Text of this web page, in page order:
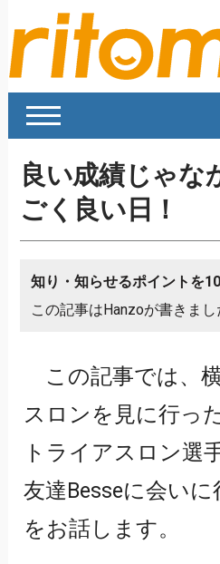
良い成績じゃな
ごく良い日！
知り・知らせるポイントを
この記事はHanzoが書きまし
この記事では、
スロンを見に行っ
トライアスロン選
友達Besseに会い
をお話します。